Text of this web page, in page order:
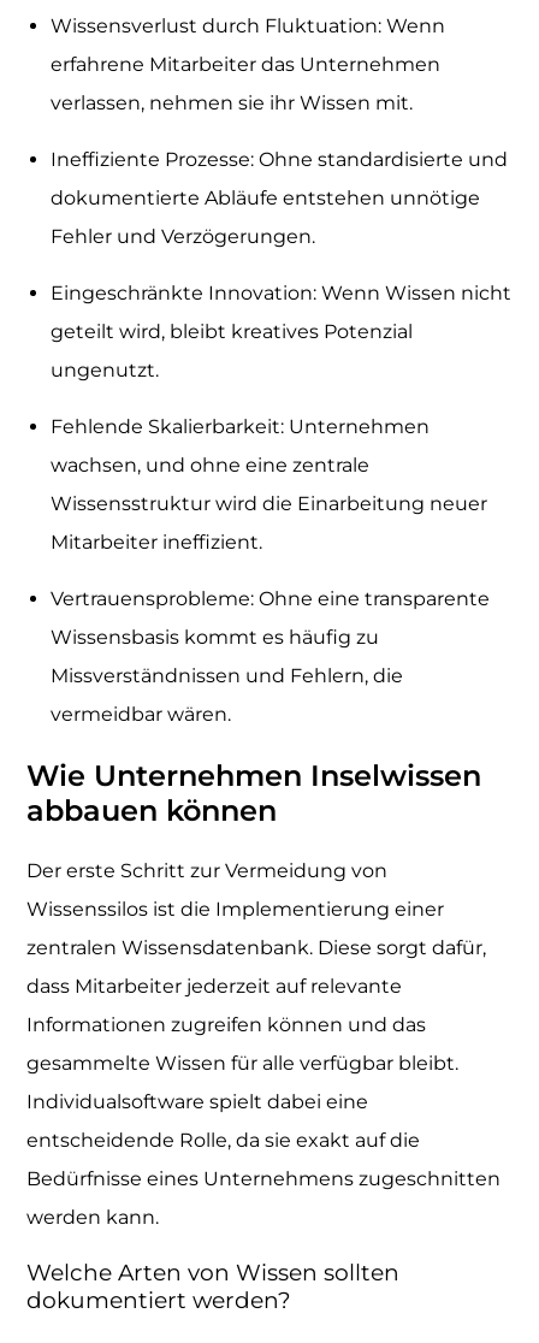
Wissensverlust durch Fluktuation: Wenn
erfahrene Mitarbeiter das Unternehmen
verlassen, nehmen sie ihr Wissen mit.
Ineffiziente Prozesse: Ohne standardisierte und
dokumentierte Abläufe entstehen unnötige
Fehler und Verzögerungen.
Eingeschränkte Innovation: Wenn Wissen nicht
geteilt wird, bleibt kreatives Potenzial
ungenutzt.
Fehlende Skalierbarkeit: Unternehmen
wachsen, und ohne eine zentrale
Wissensstruktur wird die Einarbeitung neuer
Mitarbeiter ineffizient.
Vertrauensprobleme: Ohne eine transparente
Wissensbasis kommt es häufig zu
Missverständnissen und Fehlern, die
vermeidbar wären.
Wie Unternehmen Inselwissen
abbauen können
Der erste Schritt zur Vermeidung von
Wissenssilos ist die Implementierung einer
zentralen Wissensdatenbank. Diese sorgt dafür,
dass Mitarbeiter jederzeit auf relevante
Informationen zugreifen können und das
gesammelte Wissen für alle verfügbar bleibt.
Individualsoftware spielt dabei eine
entscheidende Rolle, da sie exakt auf die
Bedürfnisse eines Unternehmens zugeschnitten
werden kann.
Welche Arten von Wissen sollten
dokumentiert werden?